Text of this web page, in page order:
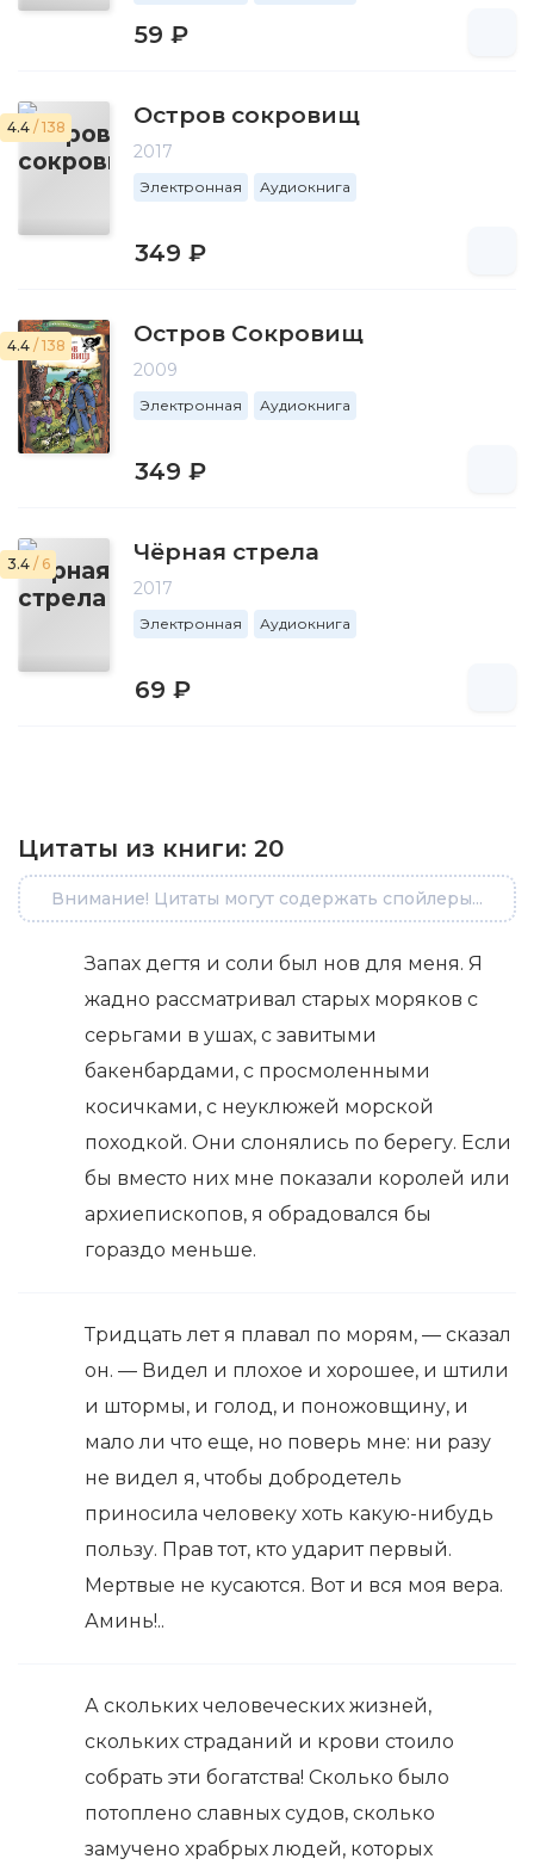
59 ₽
4.4 / 138 Остров сокровищ
2017
Электронная Аудиокнига
349 ₽
4.4 / 138 Остров Сокровищ
2009
Электронная Аудиокнига
349 ₽
3.4 / 6 Чёрная стрела
2017
Электронная Аудиокнига
69 ₽
Цитаты из книги: 20
Внимание! Цитаты могут содержать спойлеры...
Запах дегтя и соли был нов для меня. Я
жадно рассматривал старых моряков с
серьгами в ушах, с завитыми
бакенбардами, с просмоленными
косичками, с неуклюжей морской
походкой. Они слонялись по берегу. Если
бы вместо них мне показали королей или
архиепископов, я обрадовался бы
гораздо меньше.
Тридцать лет я плавал по морям, — сказал
он. — Видел и плохое и хорошее, и штили
и штормы, и голод, и поножовщину, и
мало ли что еще, но поверь мне: ни разу
не видел я, чтобы добродетель
приносила человеку хоть какую-нибудь
пользу. Прав тот, кто ударит первый.
Мертвые не кусаются. Вот и вся моя вера.
Аминь!..
А скольких человеческих жизней,
скольких страданий и крови стоило
собрать эти богатства! Сколько было
потоплено славных судов, сколько
замучено храбрых людей, которых